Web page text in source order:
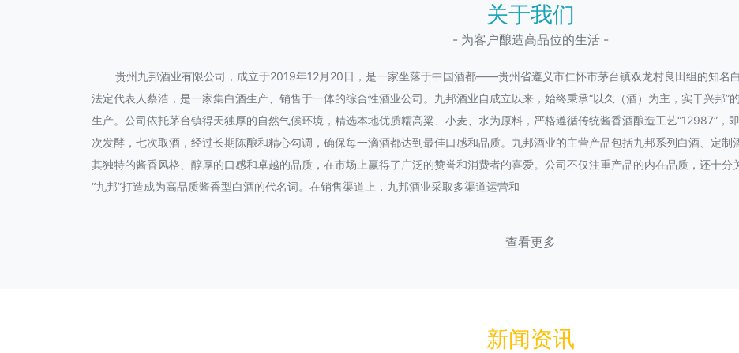
关于我们
- 为客户酿造高品位的生活 -
贵州九邦酒业有限公司，成立于2019年12月20日，是一家坐落于中国酒都——贵州省遵义市仁怀市茅台镇双龙村良田组的知名
法定代表人蔡浩，是一家集白酒生产、销售于一体的综合性酒业公司。九邦酒业自成立以来，始终秉承“以久（酒）为主，实干兴邦”
生产。公司依托茅台镇得天独厚的自然气候环境，精选本地优质糯高粱、小麦、水为原料，严格遵循传统酱香酒酿造工艺“12987”，
次发酵，七次取酒，经过长期陈酿和精心勾调，确保每一滴酒都达到最佳口感和品质。九邦酒业的主营产品包括九邦系列白酒、定
其独特的酱香风格、醇厚的口感和卓越的品质，在市场上赢得了广泛的赞誉和消费者的喜爱。公司不仅注重产品的内在品质，还十
“九邦”打造成为高品质酱香型白酒的代名词。在销售渠道上，九邦酒业采取多渠道运营和
查看更多
新闻资讯